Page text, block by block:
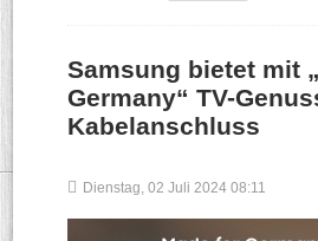
Samsung bietet mit
Germany“ TV-
Kabelanschluss
Dienstag, 02 Juli 2024 08:11